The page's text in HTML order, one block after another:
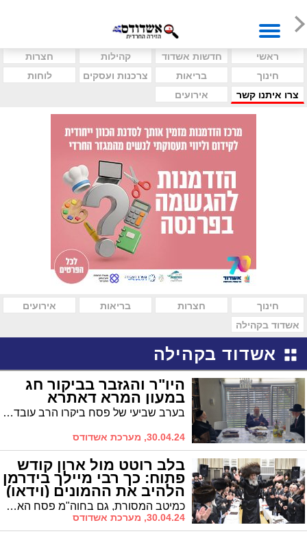
ראשי חדשות אשדוד קהילות
חצרות
חינוך
בריאות צרכנות ועסקים
לוחות
צרו איתנו קשר
אירועים
חינוך חצרות בריאות
אירועים
אשדוד בקהילה
אשדוד בקהילה
היו"ר והגזבר בביקור חג
במעון המרא דאתרא
בערב שביעי של פסח ביקרו הרב עובדיה דהן והרב מרדכי חסיד אצל המרא דאתרא הגר"י שיינין
30.04.24, מערכת אשדודס
בלב רוטט מול ארון קודש
פתוח: כך רבי מיילך בידרמן
הלהיב את ההמונים (וידאו)
כמיטב המסורת, גם בחוה"מ פסח האחרון ארגנו ב'מאוגדים' עשרות רבות של שיעורי תורה ומעמדי חיזוק והתעלות לאלפי תושבי אשדוד מבקשי ד' ותורתו • הרב יחיאל וינגרטן יו"ר 'מאוגדים': "באשדוד יש ציבור איכותי שצמא לשיעורי תורה, שמחים לקחת חלק במימון ובסיוע ככל שנידרש"
30.04.24, מערכת אשדודס